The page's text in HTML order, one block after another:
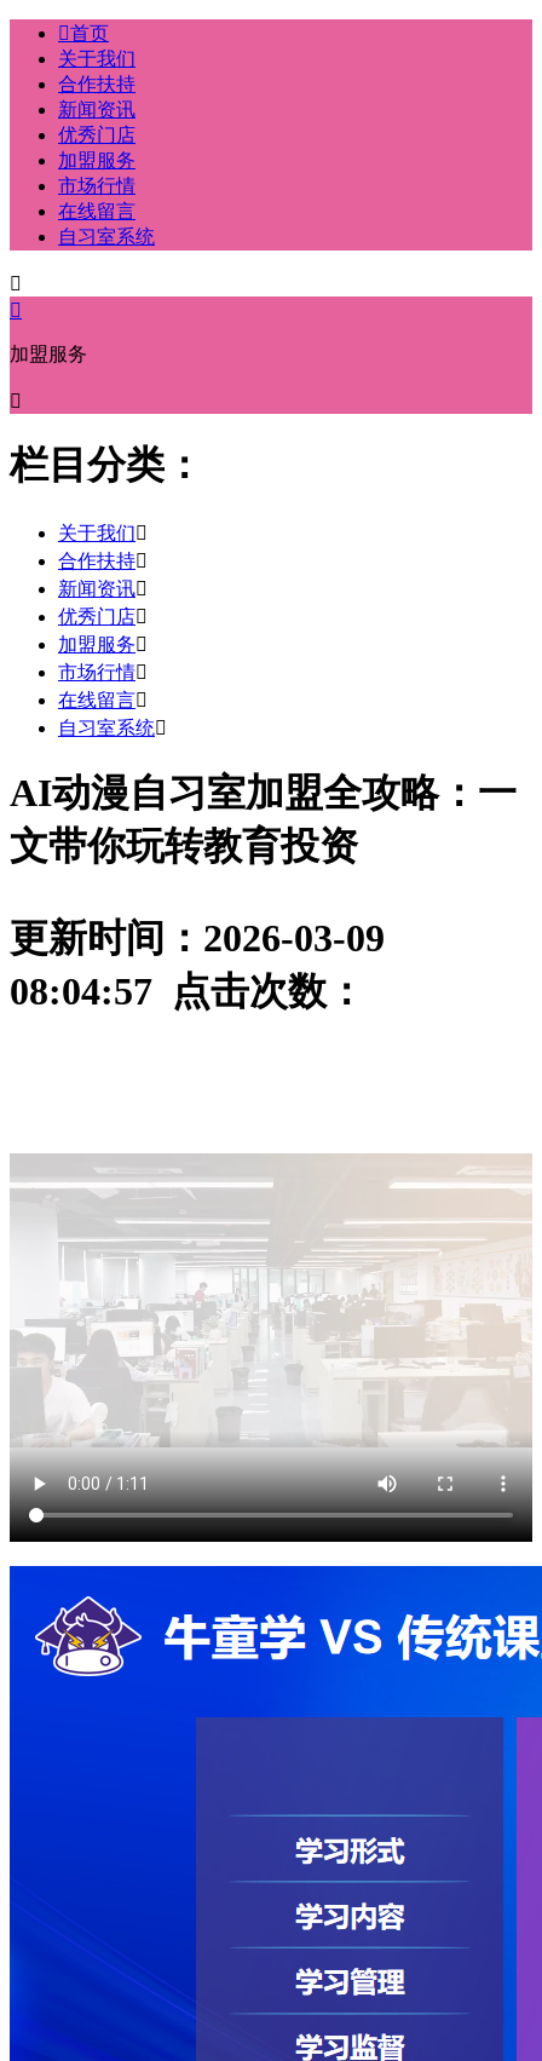
首页
关于我们
合作扶持
新闻资讯
优秀门店
加盟服务
市场行情
在线留言
自习室系统


加盟服务

栏目分类：
关于我们
合作扶持
新闻资讯
优秀门店
加盟服务
市场行情
在线留言
自习室系统
AI动漫自习室加盟全攻略：一
文带你玩转教育投资
更新时间：2026-03-09
08:04:57 点击次数：